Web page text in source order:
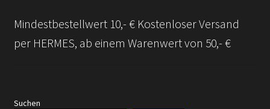
Mindestbestellwert 10,- € Kostenloser Versand
per HERMES, ab einem Warenwert von 50,- €
Suchen